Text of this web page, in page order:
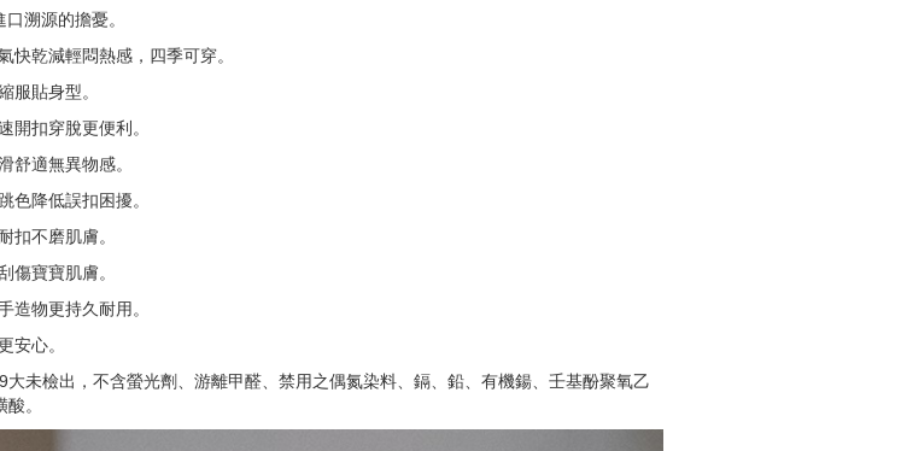
溯源的擔憂。
快乾減輕悶熱感，四季可穿。
服貼身型。
開扣穿脫更便利。
舒適無異物感。
色降低誤扣困擾。
扣不磨肌膚。
傷寶寶肌膚。
造物更持久耐用。
安心。
大未檢出，不含螢光劑、游離甲醛、禁用之偶氮染料、鎘、鉛、有機鍚、壬基酚聚氧乙
。